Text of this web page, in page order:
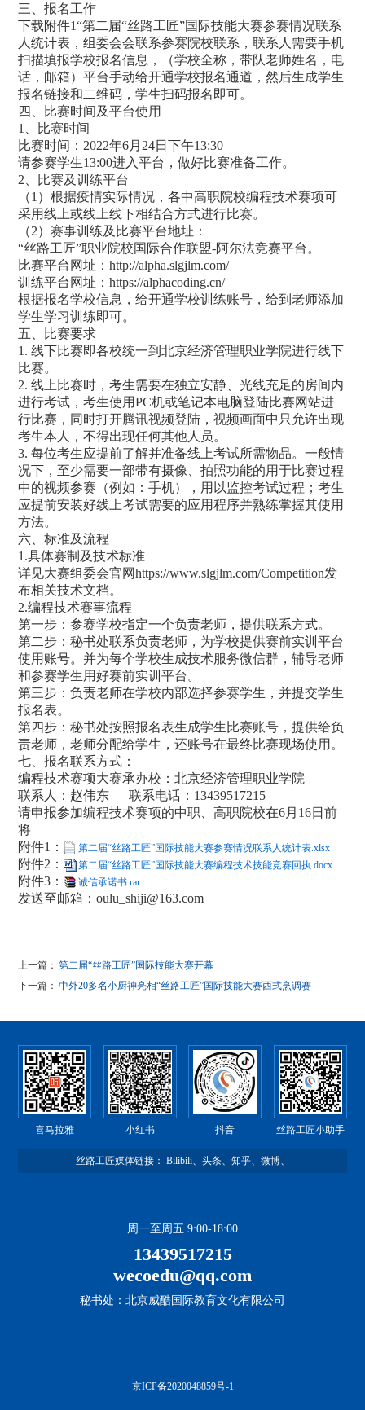
三、报名工作
下载附件1“第二届“丝路工匠”国际技能大赛参赛情况联系
人统计表，组委会会联系参赛院校联系，联系人需要手机
扫描填报学校报名信息，（学校全称，带队老师姓名，电
话，邮箱）平台手动给开通学校报名通道，然后生成学生
报名链接和二维码，学生扫码报名即可。
四、比赛时间及平台使用
1、比赛时间
比赛时间：2022年6月24日下午13:30
请参赛学生13:00进入平台，做好比赛准备工作。
2、比赛及训练平台
（1）根据疫情实际情况，各中高职院校编程技术赛项可
采用线上或线上线下相结合方式进行比赛。
（2）赛事训练及比赛平台地址：
“丝路工匠”职业院校国际合作联盟-阿尔法竞赛平台。
比赛平台网址：http://alpha.slgjlm.com/
训练平台网址：https://alphacoding.cn/
根据报名学校信息，给开通学校训练账号，给到老师添加
学生学习训练即可。
五、比赛要求
1. 线下比赛即各校统一到北京经济管理职业学院进行线下
比赛。
2. 线上比赛时，考生需要在独立安静、光线充足的房间内
进行考试，考生使用PC机或笔记本电脑登陆比赛网站进
行比赛，同时打开腾讯视频登陆，视频画面中只允许出现
考生本人，不得出现任何其他人员。
3. 每位考生应提前了解并准备线上考试所需物品。一般情
况下，至少需要一部带有摄像、拍照功能的用于比赛过程
中的视频参赛（例如：手机），用以监控考试过程；考生
应提前安装好线上考试需要的应用程序并熟练掌握其使用
方法。
六、标准及流程
1.具体赛制及技术标准
详见大赛组委会官网https://www.slgjlm.com/Competition发
布相关技术文档。
2.编程技术赛事流程
第一步：参赛学校指定一个负责老师，提供联系方式。
第二步：秘书处联系负责老师，为学校提供赛前实训平台
使用账号。并为每个学校生成技术服务微信群，辅导老师
和参赛学生用好赛前实训平台。
第三步：负责老师在学校内部选择参赛学生，并提交学生
报名表。
第四步：秘书处按照报名表生成学生比赛账号，提供给负
责老师，老师分配给学生，还账号在最终比赛现场使用。
七、报名联系方式：
编程技术赛项大赛承办校：北京经济管理职业学院
联系人：赵伟东 联系电话：13439517215
请申报参加编程技术赛项的中职、高职院校在6月16日前
将
附件1：
第二届“丝路工匠”国际技能大赛参赛情况联系人统计表.xlsx
附件2： 第二届“丝路工匠”国际技能大赛编程技术技能竞赛回执.docx
附件3： 诚信承诺书.rar
发送至邮箱：oulu_shiji@163.com
上一篇： 第二届“丝路工匠”国际技能大赛开幕
下一篇： 中外20多名小厨神亮相“丝路工匠”国际技能大赛西式烹调赛
喜马拉雅 小红书 抖音 丝路工匠小助手
丝路工匠媒体链接： Bilibili、 头条 知乎、 微博、
周一至周五 9:00-18:00
13439517215
wecoedu@qq.com
秘书处：北京威酷国际教育文化有限公司
京ICP备2020048859号-1